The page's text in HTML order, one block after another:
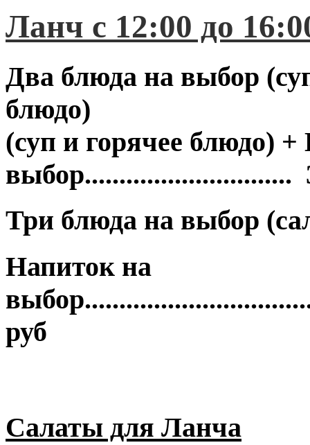
Ланч с 12:00 до
Два блюда на выбор
блюдо)
(суп и горячее блюдо) +
выбор..............................
Три блюда на выбор
Напиток на
руб
Салаты для Ланча